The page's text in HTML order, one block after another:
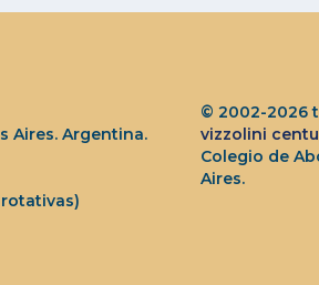
Aires. Argentina.
rotativas)
© 2002-2026
vizzolini
Colegio de
Aires.